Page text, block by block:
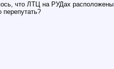
что ЛТЦ на РУДах расположены
перепутать?